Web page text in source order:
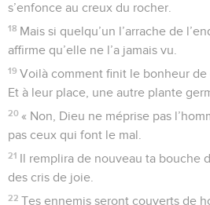
s’enfonce au creux du rocher.
18 Mais si quelqu’un l’arrache de
affirme qu’elle ne l’a jamais vu.
19 Voilà comment finit le bonheur
Et à leur place, une autre plante
20 « Non, Dieu ne méprise pas
pas ceux qui font le mal.
21 Il remplira de nouveau ta bouche
des cris de joie.
22 Tes ennemis seront couverts de